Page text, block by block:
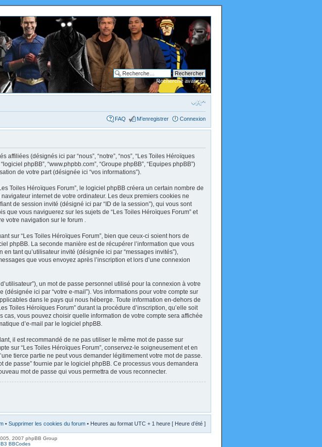
Recherche avancée
FAQ M’enregistrer Connexion
(désignés ici par “nous”, “notre”, “nos”, “Les Toiles Héroïques
phpBB”, “www.phpbb.com”, “Groupe phpBB”, “Equipes phpBB”)
de votre part (désignée ici “vos informations”).
Toiles Héroïques Forum”, le logiciel phpBB créera un certain nombre de
internet de votre ordinateur. Les deux premiers cookies ne
de session invité (désigné ici par “ID de la session”), qui vous sont
vous naviguerez sur les sujets de “Les Toiles Héroïques Forum” et
votre navigation sur le forum .
sur “Les Toiles Héroïques Forum”, bien que ceux-ci soient hors de
phpBB. La seconde manière est de récupérer l’information que vous
tant qu’utilisateur invité (désignée ici par “messages invités”),
que vous envoyez après l’inscription et lors d’une connexion
un mot de passe personnel utilisé pour la connexion à votre
ici par “votre e-mail”). Vos informations pour votre compte sur
dans le pays qui nous héberge. Toute information en-dehors de
Toiles Héroïques Forum” durant la procédure d’inscription, qu’elle soit
vous pouvez choisir quelle information de votre compte sera affichée
d’e-mail par le logiciel phpBB.
il est recommandé de ne pas utiliser le même mot de passe sur
sur “Les Toiles Héroïques Forum”, conservez-le soigneusement et en
tierce partie ne peut vous demander légitimement votre mot de passe.
de passe” fournie par le logiciel phpBB. Ce processus vous demandera
mot de passe qui vous permettra de vous reconnecter.
• Supprimer les cookies du forum • Heures au format UTC + 1 heure [ Heure d’été ]
2007 phpBB Group
BBCodes